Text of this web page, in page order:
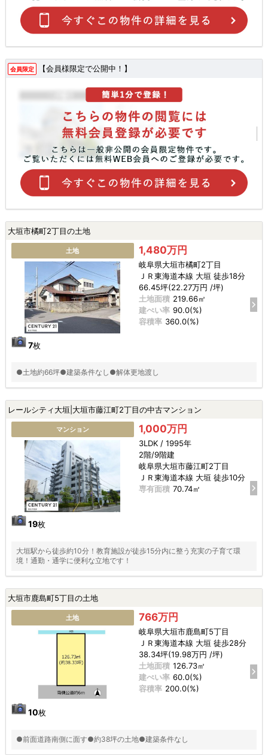
会員限定 【会員様限定で公開中！】
大垣市橘町2丁目の土地
土地
7枚
1,480万円
岐阜県大垣市橘町2丁目
ＪＲ東海道本線 大垣 徒歩18分
66.45坪(22.27万円 /坪)
土地面積 219.66㎡
建ぺい率 90.0(%)
容積率 360.0(%)
●土地約66坪●建築条件なし●解体更地渡し
レールシティ大垣|大垣市藤江町2丁目の中古マンション
マンション
19枚
1,000万円
3LDK / 1995年
2階/9階建
岐阜県大垣市藤江町2丁目
ＪＲ東海道本線 大垣 徒歩10分
専有面積 70.74㎡
大垣駅から徒歩約10分！教育施設が徒歩15分内に整う充実の子育て環
境！通勤・通学に便利な立地です！
大垣市鹿島町5丁目の土地
土地
10枚
766万円
岐阜県大垣市鹿島町5丁目
ＪＲ東海道本線 大垣 徒歩28分
38.34坪(19.98万円 /坪)
土地面積 126.73㎡
建ぺい率 60.0(%)
容積率 200.0(%)
●前面道路南側に面す●約38坪の土地●建築条件なし